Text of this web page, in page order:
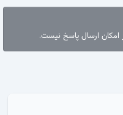
ارسال پاسخ نیست.